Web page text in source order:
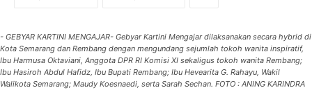
- GEBYAR KARTINI MENGAJAR- Gebyar Kartini Mengajar dilaksanakan secara hybrid di
Kota Semarang dan Rembang dengan mengundang sejumlah tokoh wanita inspiratif,
Ibu Harmusa Oktaviani, Anggota DPR RI Komisi XI sekaligus tokoh wanita Rembang;
Ibu Hasiroh Abdul Hafidz, Ibu Bupati Rembang; Ibu Hevearita G. Rahayu, Wakil
Walikota Semarang; Maudy Koesnaedi, serta Sarah Sechan. FOTO : ANING KARINDRA